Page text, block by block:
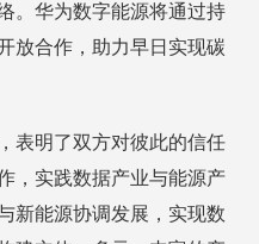
。华为数字能源将通过持
放合作，助力早日实现碳
表明了双方对彼此的信任
，实践数据产业与能源产
新能源协调发展，实现数